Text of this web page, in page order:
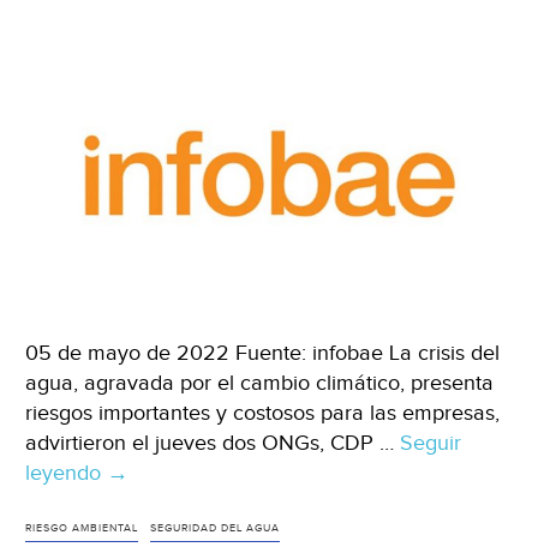
Sinaloa)
05 de mayo de 2022 Fuente: infobae La crisis del
agua, agravada por el cambio climático, presenta
riesgos importantes y costosos para las empresas,
advirtieron el jueves dos ONGs, CDP … Seguir
leyendo Mundo-
crisis
→
RIESGO AMBIENTAL SEGURIDAD DEL AGUA